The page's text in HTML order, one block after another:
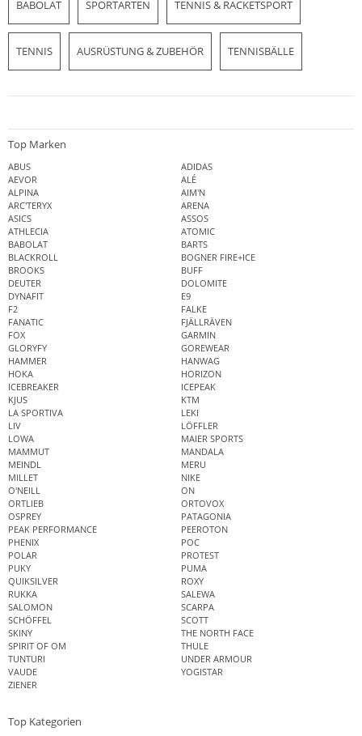
BABOLAT SPORTARTEN TENNIS & RACKETSPORT
TENNIS AUSRÜSTUNG & ZUBEHÖR TENNISBÄLLE
Top Marken
ABUS
ADIDAS
AEVOR
ALÉ
ALPINA
AIM'N
ARC'TERYX
ARENA
ASICS
ASSOS
ATHLECIA
ATOMIC
BABOLAT
BARTS
BLACKROLL
BOGNER FIRE+ICE
BROOKS
BUFF
DEUTER
DOLOMITE
DYNAFIT
E9
F2
FALKE
FANATIC
FJÄLLRÄVEN
FOX
GARMIN
GLORYFY
GOREWEAR
HAMMER
HANWAG
HOKA
HORIZON
ICEBREAKER
ICEPEAK
KJUS
KTM
LA SPORTIVA
LEKI
LIV
LÖFFLER
LOWA
MAIER SPORTS
MAMMUT
MANDALA
MEINDL
MERU
MILLET
NIKE
O'NEILL
ON
ORTLIEB
ORTOVOX
OSPREY
PATAGONIA
PEAK PERFORMANCE
PEEROTON
PHENIX
POC
POLAR
PROTEST
PUKY
PUMA
QUIKSILVER
ROXY
RUKKA
SALEWA
SALOMON
SCARPA
SCHÖFFEL
SCOTT
SKINY
THE NORTH FACE
SPIRIT OF OM
THULE
TUNTURI
UNDER ARMOUR
VAUDE
YOGISTAR
ZIENER
Top Kategorien